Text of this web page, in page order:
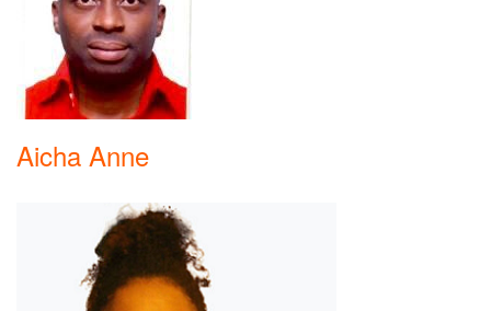
Aicha Anne